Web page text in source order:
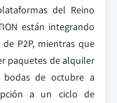
del Reino
están integrando
P2P, mientras que
paquetes de alquiler
de octubre a
a un ciclo de